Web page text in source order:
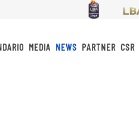
MEDIA NEWS PARTNER CSR